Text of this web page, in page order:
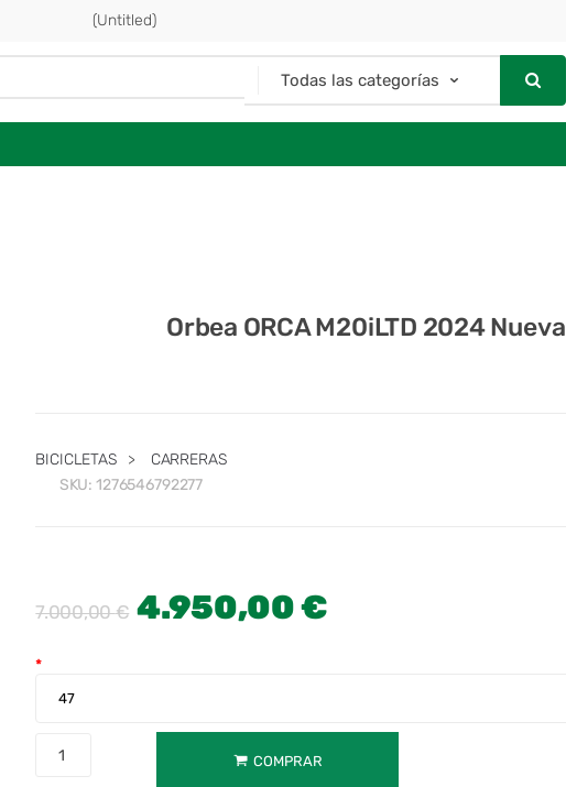
(Untitled)
Orbea ORCA M20iLTD 2024 Nueva
BICICLETAS >
CARRERAS
SKU: 1276546792277
7.000,00€ 4.950,00€
*
COMPRAR